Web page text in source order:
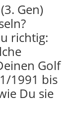
Gen)
richtig:
Golf
1991 bis
Du sie